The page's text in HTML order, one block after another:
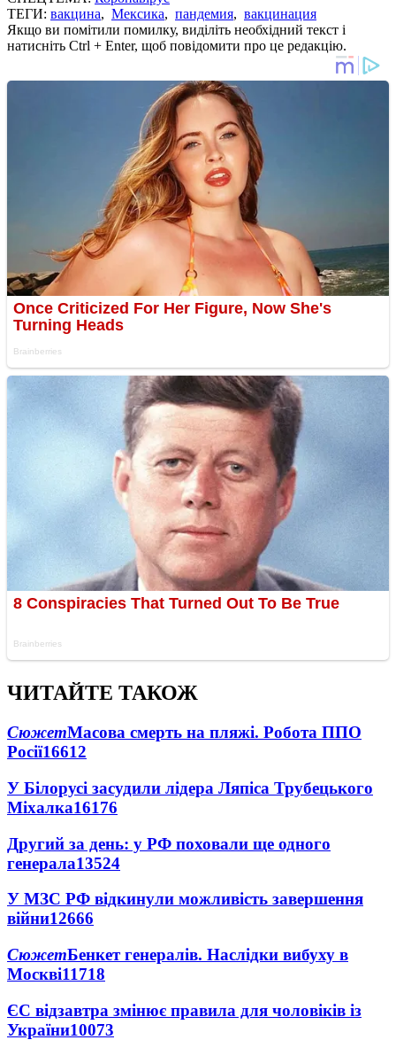
ТЕГИ: вакцина, Мексика, пандемия, вакцинация
Якщо ви помітили помилку, виділіть необхідний текст і
натисніть Ctrl + Enter, щоб повідомити про це редакцію.
ЧИТАЙТЕ ТАКОЖ
СюжетМасова смерть на пляжі. Робота ППО
Росії16612
У Білорусі засудили лідера Ляпіса Трубецького
Міхалка16176
Другий за день: у РФ поховали ще одного
генерала13524
У МЗС РФ відкинули можливість завершення
війни12666
СюжетБенкет генералів. Наслідки вибуху в
Москві11718
ЄС відзавтра змінює правила для чоловіків із
України10073